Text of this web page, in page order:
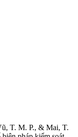
T. M. P., & Mai, T.